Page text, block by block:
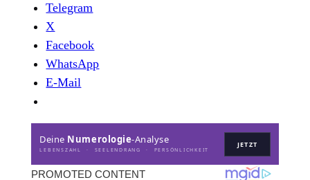
Telegram
X
Facebook
WhatsApp
E-Mail
Deine Numerologie-Analyse
LEBENSZAHL · SEELENDRANG · PERSÖNLICHKEIT
JETZT